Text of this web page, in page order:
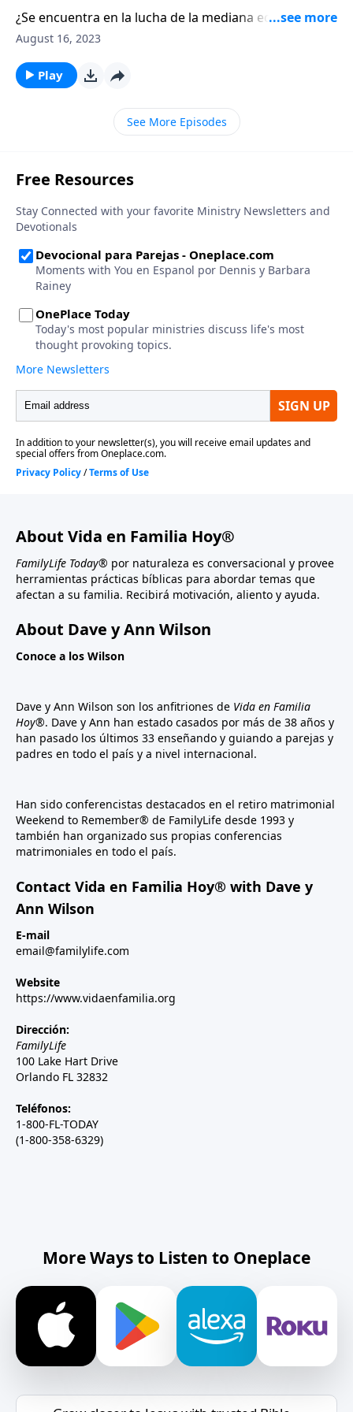
¿Se encuentra en la lucha de la mediana edad, puesto
que la vida parece acelerarse mientras usted
August 16, 2023
Play
See More Episodes
About Vida en Familia Hoy®
FamilyLife Today® por naturaleza es conversacional y provee
herramientas prácticas bíblicas para abordar temas que
afectan a su familia. Recibirá motivación, aliento y ayuda.
About Dave y Ann Wilson
Conoce a los Wilson
Dave y Ann Wilson son los anfitriones de Vida en Familia
Hoy®. Dave y Ann han estado casados por más de 38 años y
han pasado los últimos 33 enseñando y guiando a parejas y
padres en todo el país y a nivel internacional.
Han sido conferencistas destacados en el retiro matrimonial
Weekend to Remember® de FamilyLife desde 1993 y
también han organizado sus propias conferencias
matrimoniales en todo el país.
Contact Vida en Familia Hoy® with Dave y
Ann Wilson
E-mail
email@familylife.com
Website
https://www.vidaenfamilia.org
Dirección:
FamilyLife
100 Lake Hart Drive
Orlando FL 32832
Teléfonos:
1-800-FL-TODAY
(1-800-358-6329)
More Ways to Listen to Oneplace